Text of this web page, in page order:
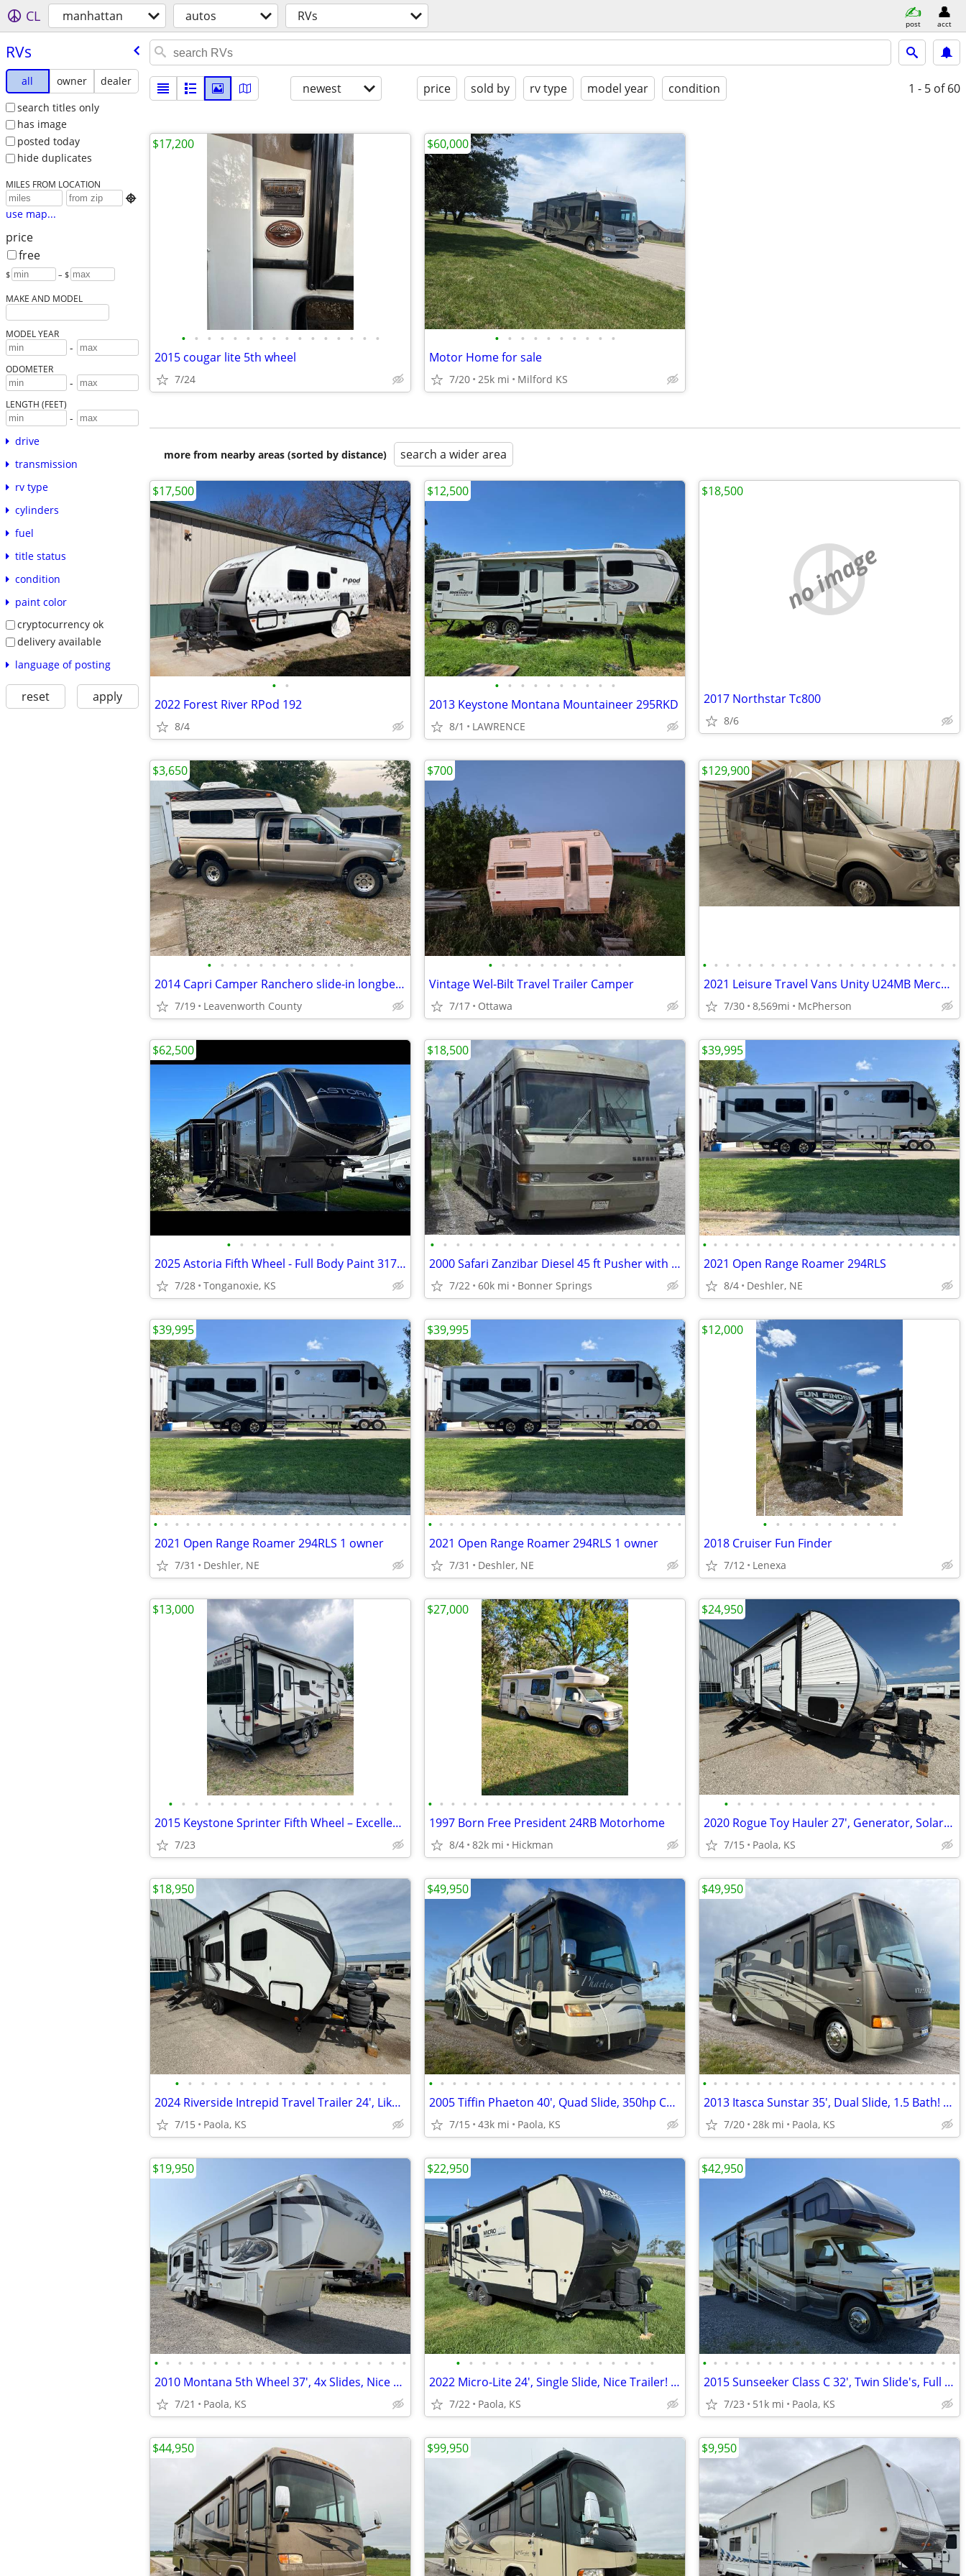
CL manhattan autos RVs post acct
RVs
all owner
dealer
search titles only
has image
posted today
hide duplicates
MILES FROM LOCATION

use map...
price
free
$ – $
MAKE AND MODEL
MODEL YEAR
-
ODOMETER
-
LENGTH (FEET)
-
drive
transmission
rv type
cylinders
fuel
title status
condition
paint color
cryptocurrency ok
delivery available
language of posting
reset apply
newest price sold by rv type model year condition 1 - 5 of 60
• • • • • • • • • • • • • • • •
2015 cougar lite 5th wheel
7/24
$17,200
• • • • • • • • • •
Motor Home for sale
7/20 25k mi Milford KS
$60,000
more from nearby areas (sorted by distance) search a wider area
• •
2022 Forest River RPod 192
8/4
$17,500
• • • • • • • • • •
2013 Keystone Montana Mountaineer 295RKD
8/1 LAWRENCE
$12,500
no image
2017 Northstar Tc800
8/6
$18,500
• • • • • • • • • • • •
2014 Capri Camper Ranchero slide-in longbed Rodeo Camper
7/19 Leavenworth County
$3,650
• • • • • • • • • • •
Vintage Wel-Bilt Travel Trailer Camper
7/17 Ottawa
$700
• • • • • • • • • • • • • • • • • • • • • • •
2021 Leisure Travel Vans Unity U24MB Mercedes Sprinter Diesel -
7/30 8,569mi McPherson
$129,900
• • • • • • • • •
2025 Astoria Fifth Wheel - Full Body Paint 3173rlp
7/28 Tonganoxie, KS
$62,500
• • • • • • • • • • • • • • • • • • • •
2000 Safari Zanzibar Diesel 45 ft Pusher with 60,133 act
7/22 60k mi Bonner Springs
$18,500
• • • • • • • • • • • • • • • • • • • • • • • •
2021 Open Range Roamer 294RLS
8/4 Deshler, NE
$39,995
• • • • • • • • • • • • • • • • • • • • • • • •
2021 Open Range Roamer 294RLS 1 owner
7/31 Deshler, NE
$39,995
• • • • • • • • • • • • • • • • • • • • • • • •
2021 Open Range Roamer 294RLS 1 owner
7/31 Deshler, NE
$39,995
• • • • • • • • • • •
2018 Cruiser Fun Finder
7/12 Lenexa
$12,000
• • • • • • • • • • • • • • • • • •
2015 Keystone Sprinter Fifth Wheel – Excellent Condition
7/23
$13,000
• • • • • • • • • • • • • • • • • • • • • • •
1997 Born Free President 24RB Motorhome
8/4 82k mi Hickman
$27,000
• • • • • • • • • • • • • • • • •
2020 Rogue Toy Hauler 27', Generator, Solar, Like New, OBO
7/15 Paola, KS
$24,950
• • • • • • • • • • • • • • • • •
2024 Riverside Intrepid Travel Trailer 24', Like New! OBO
7/15 Paola, KS
$18,950
• • • • • • • • • • • • • • • • • • • • • •
2005 Tiffin Phaeton 40', Quad Slide, 350hp Cat, OBO
7/15 43k mi Paola, KS
$49,950
• • • • • • • • • • • • • • • • • • • • • • • •
2013 Itasca Sunstar 35', Dual Slide, 1.5 Bath! OBO
7/20 28k mi Paola, KS
$49,950
• • • • • • • • • • • • • • • • • • • • • •
2010 Montana 5th Wheel 37', 4x Slides, Nice Trailer, OBO
7/21 Paola, KS
$19,950
• • • • • • • • • • • • • • • •
2022 Micro-Lite 24', Single Slide, Nice Trailer! OBO
7/22 Paola, KS
$22,950
• • • • • • • • • • • • • • • • • • • • • • • •
2015 Sunseeker Class C 32', Twin Slide's, Full Body Paint! OBO
7/23 51k mi Paola, KS
$42,950
$44,950 $99,950 $9,950